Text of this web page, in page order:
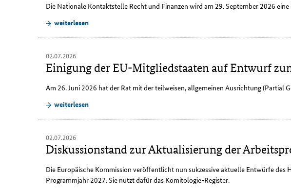
Die Nationale Kontaktstelle Recht und Finanzen wird am 29. September 2026
weiterlesen
02.07.2026
Einigung der EU-Mitgliedstaaten auf Entwurf
Am 26. Juni 2026 hat der Rat mit der teilweisen, allgemeinen Ausrichtung (Partial
weiterlesen
02.07.2026
Diskussionstand zur Aktualisierung der
Die Europäische Kommission veröffentlicht nun sukzessive aktuelle Entwürfe
Programmjahr 2027. Sie nutzt dafür das Komitologie-Register.